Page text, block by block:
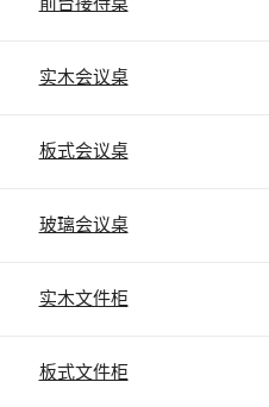
前台接待桌
实木会议桌
板式会议桌
玻璃会议桌
实木文件柜
板式文件柜